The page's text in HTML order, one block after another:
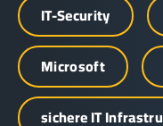
IT-Security
Microsoft
sichere IT